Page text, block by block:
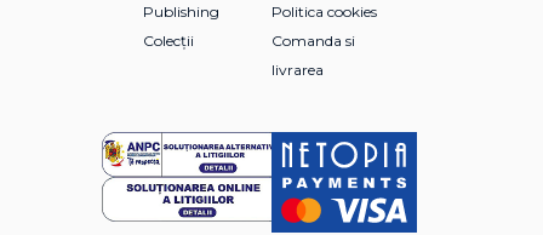
Publishing
Colecții
Politica cookies
Comanda si
livrarea